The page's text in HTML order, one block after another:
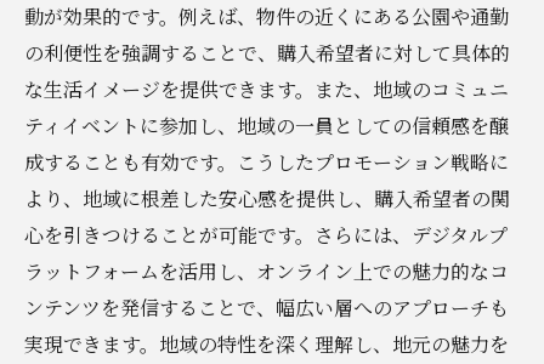
動が効果的です。例えば、物件の近くにある公園や通勤
の利便性を強調することで、購入希望者に対して具体的
な生活イメージを提供できます。また、地域のコミュニ
ティイベントに参加し、地域の一員としての信頼感を醸
成することも有効です。こうしたプロモーション戦略に
より、地域に根差した安心感を提供し、購入希望者の関
心を引きつけることが可能です。さらには、デジタルプ
ラットフォームを活用し、オンライン上での魅力的なコ
ンテンツを発信することで、幅広い層へのアプローチも
実現できます。地域の特性を深く理解し、地元の魅力を